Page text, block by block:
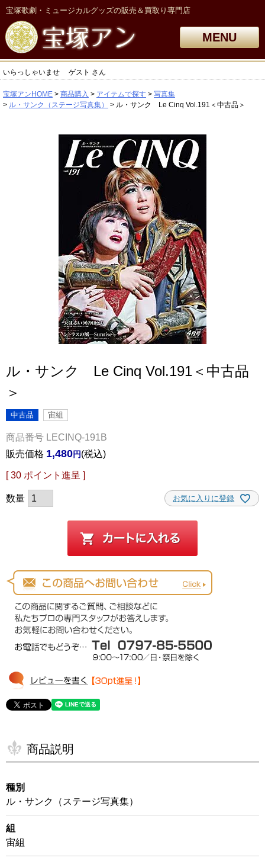
宝塚歌劇・ミュージカルグッズの販売＆買取り専門店
MENU
いらっしゃいませ ゲスト さん
宝塚アンHOME 商品購入 アイテムで探す
写真集
ル・サンク（ステージ写真集）
ル・サンク Le Cinq Vol.191＜中古品＞
ル・サンク Le Cinq Vol.191＜中古品
＞
中古品 宙組
商品番号 LECINQ-191B
販売価格 1,480 税込
[ 30 ポイント進呈 ]
お気に入りに登録
商品説明
種別
ル・サンク（ステージ写真集）
組
宙組